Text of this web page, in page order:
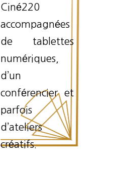
Ciné220
accompagnées
de tablettes
numériques,
d’un
conférencier et
parfois
d’ateliers
créatifs.